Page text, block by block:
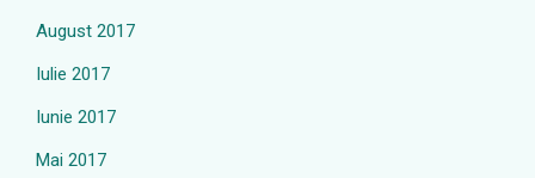
August 2017
Iulie 2017
Iunie 2017
Mai 2017